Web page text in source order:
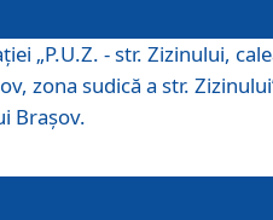
„P.U.Z. - str. Zizinului,
zona sudică a str.
Braşov.